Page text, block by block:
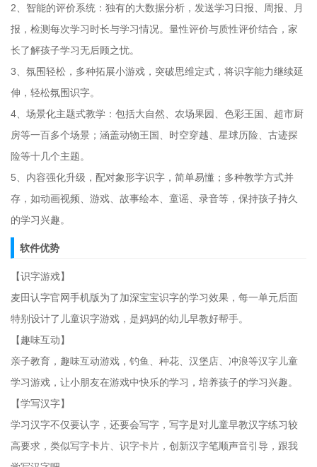
2、智能的评价系统：独有的大数据分析，发送学习日报、周报、月
报，检测每次学习时长与学习情况。量性评价与质性评价结合，家
长了解孩子学习无后顾之忧。
3、氛围轻松，多种拓展小游戏，突破思维定式，将识字能力继续延
伸，轻松氛围识字。
4、场景化主题式教学：包括大自然、农场果园、色彩王国、超市厨
房等一百多个场景；涵盖动物王国、时空穿越、星球历险、古迹探
险等十几个主题。
5、内容强化升级，配对象形字识字，简单易懂；多种教学方式并
存，如动画视频、游戏、故事绘本、童谣、录音等，保持孩子持久
的学习兴趣。
软件优势
【识字游戏】
麦田认字官网手机版为了加深宝宝识字的学习效果，每一单元后面
特别设计了儿童识字游戏，是妈妈的幼儿早教好帮手。
【趣味互动】
亲子教育，趣味互动游戏，钓鱼、种花、汉堡店、冲浪等汉字儿童
学习游戏，让小朋友在游戏中快乐的学习，培养孩子的学习兴趣。
【学写汉字】
学习汉字不仅要认字，还要会写字，写字是对儿童早教汉字练习较
高要求，类似写字卡片、识字卡片，创新汉字笔顺声音引导，跟我